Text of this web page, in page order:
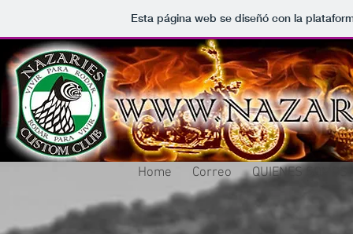
Esta página web se diseñó con la
NAZARIES
Home Correo QUIENES SOMOS